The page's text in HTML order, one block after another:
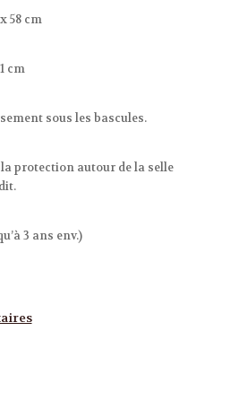
58 cm
cm
sous les bascules.
protection autour de la selle
3 ans env.)